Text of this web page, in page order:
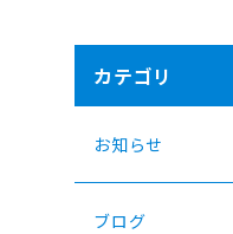
カテゴリ
お知らせ
ブログ